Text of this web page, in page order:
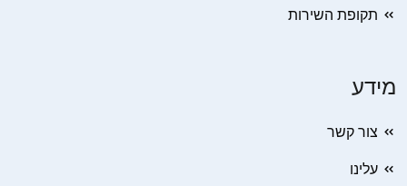
תקופת השירות
מידע
צור קשר
עלינו